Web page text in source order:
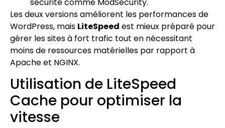
Les deux versions améliorent les performances de
WordPress, mais LiteSpeed est mieux préparé pour
gérer les sites à fort trafic tout en nécessitant
moins de ressources matérielles par rapport à
Apache et NGINX.
Utilisation de LiteSpeed
Cache pour optimiser la
vitesse